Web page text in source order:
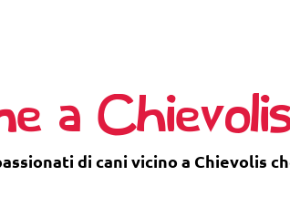
a
di cani vicino a Chievolis